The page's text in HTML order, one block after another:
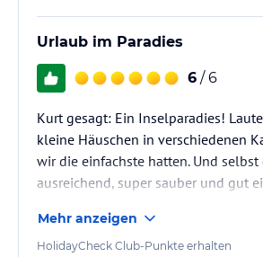
Urlaub im Paradies
6 / 6
Kurt gesagt: Ein Inselparadies!
kleine Häuschen in verschiedenen
wir die einfachste hatten. Und
ausreichend, super sauber und gut
Buffetrestaurant essen. Der Weg
unserem Zimmer aus max. 10 min
Mehr anzeigen
HolidayCheck Club-Punkte erhalten